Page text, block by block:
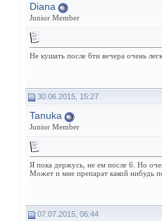
Diana
Junior Member
Не кушать после 6ти вечера очень
30.06.2015, 15:27
Tanuka
Junior Member
Я пока держусь, не ем после 6. Но
Может и мне препарат какой нибудь
07.07.2015, 06:44